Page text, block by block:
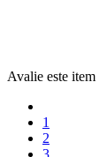
Avalie este item
1
2
3